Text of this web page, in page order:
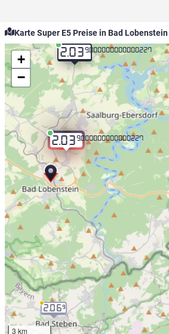
Karte Super E5 Preise in Bad Lobenstein
2.039.000000000000227
2.039.000000000000227
2.069
+
−
3 km